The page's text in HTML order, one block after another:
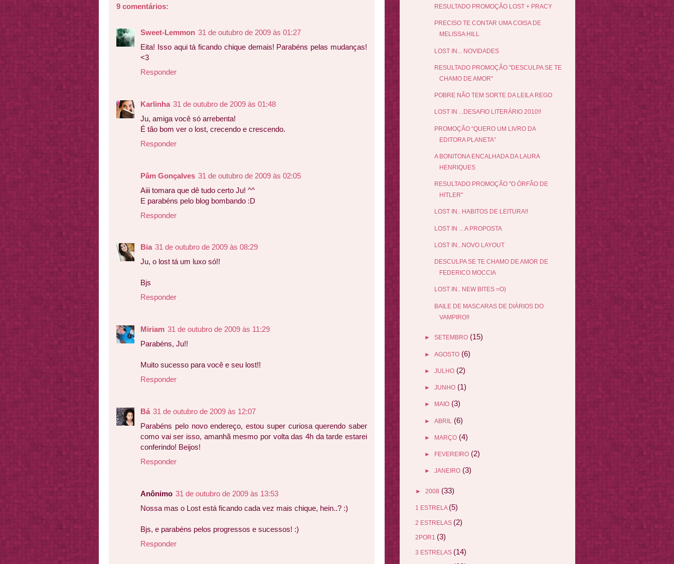
9 comentários:
Sweet-Lemmon 31 de outubro de 2009 às 01:27
Eita! Isso aqui tá ficando chique demais! Parabéns pelas mudanças!
<3
Responder
Karlinha 31 de outubro de 2009 às 01:48
Ju, amiga você só arrebenta!
É tão bom ver o lost, crecendo e crescendo.
Responder
Pâm Gonçalves 31 de outubro de 2009 às 02:05
Aiii tomara que dê tudo certo Ju! ^^
E parabéns pelo blog bombando :D
Responder
Bia 31 de outubro de 2009 às 08:29
Ju, o lost tá um luxo só!!
Bjs
Responder
Miriam 31 de outubro de 2009 às 11:29
Parabéns, Ju!!
Muito sucesso para você e seu lost!!
Responder
Bá 31 de outubro de 2009 às 12:07
Parabéns pelo novo endereço, estou super curiosa querendo saber
como vai ser isso, amanhã mesmo por volta das 4h da tarde estarei
conferindo! Beijos!
Responder
Anônimo 31 de outubro de 2009 às 13:53
Nossa mas o Lost está ficando cada vez mais chique, hein..? :)
Bjs, e parabéns pelos progressos e sucessos! :)
Responder
RESULTADO PROMOÇÃO LOST + PRACY
PRECISO TE CONTAR UMA COISA DE
MELISSA HILL
LOST IN... NOVIDADES
RESULTADO PROMOÇÃO "DESCULPA SE TE
CHAMO DE AMOR"
POBRE NÃO TEM SORTE DA LEILA REGO
LOST IN ...DESAFIO LITERÁRIO 2010!!
PROMOÇÃO “QUERO UM LIVRO DA
EDITORA PLANETA”
A BONITONA ENCALHADA DA LAURA
HENRIQUES
RESULTADO PROMOÇÃO "O ÓRFÃO DE
HITLER"
LOST IN.. HABITOS DE LEITURA!!
LOST IN ... A PROPOSTA
LOST IN...NOVO LAYOUT
DESCULPA SE TE CHAMO DE AMOR DE
FEDERICO MOCCIA
LOST IN.. NEW BITES =O)
BAILE DE MASCARAS DE DIÁRIOS DO
VAMPIRO!!
► SETEMBRO (15)
► AGOSTO (6)
► JULHO (2)
► JUNHO (1)
► MAIO (3)
► ABRIL (6)
► MARÇO (4)
► FEVEREIRO (2)
► JANEIRO (3)
► 2008 (33)
1 ESTRELA (5)
2 ESTRELAS (2)
2POR1 (3)
3 ESTRELAS (14)